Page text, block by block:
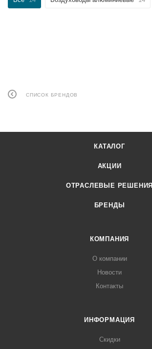
СПИСОК БРЕНДОВ
КАТАЛОГ
АКЦИИ
ОТРАСЛЕВЫЕ РЕШЕНИЯ
БРЕНДЫ
КОМПАНИЯ
О компании
Новости
Контакты
ИНФОРМАЦИЯ
Скидки